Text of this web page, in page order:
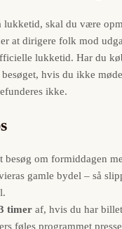
lukketid, skal du være
at dirigere folk mod
lukketid. Har du
hvis du ikke
ikke.
besøg om formiddagen
gamle bydel – så
timer af, hvis du har
føles programmet